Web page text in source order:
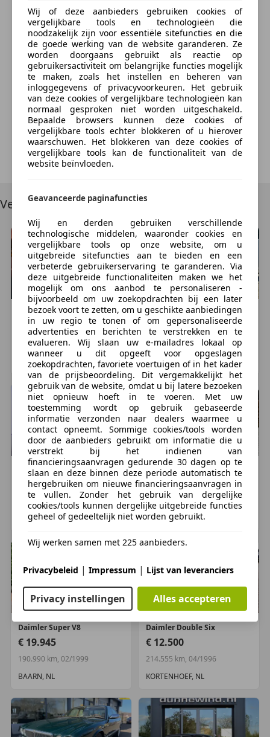
Afmetingen (LxBxH):515 x 180 x 138 cm
Wielbasis:299 cm
Gewichten
Laadvermogen:495 kg
GVW: 2.265 kg
Max. trekgewicht:1.900 kg(ongeremd 750 kg)
Verbruik
Gemiddeld brandstofverbruik (NEDC):13,1 l/100km
(1 op 7,6)
Brandstofverbruik in de stad (NEDC):
Brandstofverbruik op de snelweg (NEDC):
Financiële informatie
BTW/marge:BTW niet verrekenbaar voor
ondernemers (margeregeling)
Motorrijtuigenbelasting:€ 333 - € 365per kwartaal
Afleverpakketten
Inbegrepen afleverpakket:Basispakket:
Vloeistofcheck
Kenteken tenaamstelling
Schoonmaken
Aanvullende opties en accessoires
Exterieur
elektrisch schuif-/kanteldak
lichtmetalen velgen en brede banden
buitenspiegels elektrisch verstel- en verwarmbaar
derde remlicht
gelaagde voorruit en getint glas rondom
halogeen koplampen
Audio-installatie
buitentemperatuurmeter
CD-wisselaar
Interieur & Comfort
voorstoelen verwarmd en elektrische
lendesteunen
elektrische ramen voor en achter
rolgordijn voor achterruit
stuurbekrachtiging snelheidsafhankelijk
verstelbare stuurkolom
Bereken nu
Something went wrong
We're sorry, but something unexpected happened.
Please try again or refresh the page.
Try Again
Vergelijkbare voertuigen
DaimlerSuper V8
€ 7.999
198.128 km, 04/2001
Delfgauw, NL
DaimlerOverig
€ 7.450
203.500 km, 11/1999
MALDEN, NL
Daimler Overig
€ 8.950
299.991 km, 01/2000
OSS, NL
Daimler Overig
€ 14.950
181.791 km, 04/1999
HEESCH, NL
DaimlerSuper V8
€ 19.945
190.990 km, 02/1999
BAARN, NL
Daimler Double Six
€ 12.500
214.555 km, 04/1996
KORTENHOEF, NL
Wij of deze aanbieders gebruiken cookies of
vergelijkbare tools en technologieën die
noodzakelijk zijn voor essentiële sitefuncties en die
de goede werking van de website garanderen. Ze
worden doorgaans gebruikt als reactie op
gebruikersactiviteit om belangrijke functies mogelijk
te maken, zoals het instellen en beheren van
inloggegevens of privacyvoorkeuren. Het gebruik
van deze cookies of vergelijkbare technologieën kan
normaal gesproken niet worden uitgeschakeld.
Bepaalde browsers kunnen deze cookies of
vergelijkbare tools echter blokkeren of u hierover
waarschuwen. Het blokkeren van deze cookies of
vergelijkbare tools kan de functionaliteit van de
website beïnvloeden.
Geavanceerde paginafuncties
Wij en derden gebruiken verschillende
technologische middelen, waaronder cookies en
vergelijkbare tools op onze website, om u
uitgebreide sitefuncties aan te bieden en een
verbeterde gebruikerservaring te garanderen. Via
deze uitgebreide functionaliteiten maken we het
mogelijk om ons aanbod te personaliseren -
bijvoorbeeld om uw zoekopdrachten bij een later
bezoek voort te zetten, om u geschikte aanbiedingen
in uw regio te tonen of om gepersonaliseerde
advertenties en berichten te verstrekken en te
evalueren. Wij slaan uw e-mailadres lokaal op
wanneer u dit opgeeft voor opgeslagen
zoekopdrachten, favoriete voertuigen of in het kader
van de prijsbeoordeling. Dit vergemakkelijkt het
gebruik van de website, omdat u bij latere bezoeken
niet opnieuw hoeft in te voeren. Met uw
toestemming wordt op gebruik gebaseerde
informatie verzonden naar dealers waarmee u
contact opneemt. Sommige cookies/tools worden
door de aanbieders gebruikt om informatie die u
verstrekt bij het indienen van
financieringsaanvragen gedurende 30 dagen op te
slaan en deze binnen deze periode automatisch te
hergebruiken om nieuwe financieringsaanvragen in
te vullen. Zonder het gebruik van dergelijke
cookies/tools kunnen dergelijke uitgebreide functies
geheel of gedeeltelijk niet worden gebruikt.
Wij werken samen met 225 aanbieders.
Privacybeleid | Impressum | Lijst van leveranciers
Privacy instellingen Alles accepteren